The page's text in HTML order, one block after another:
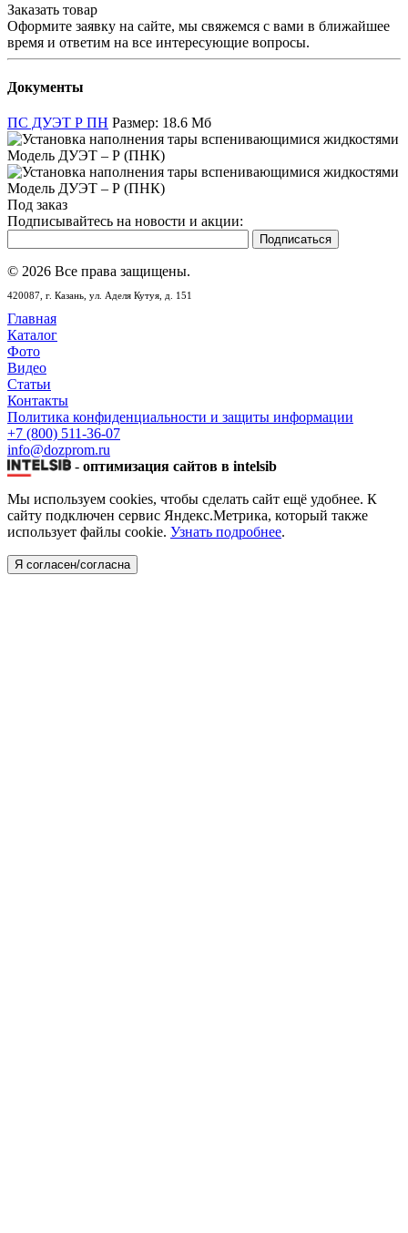
Заказать товар
Оформите заявку на сайте, мы свяжемся с вами в ближайшее
время и ответим на все интересующие вопросы.
Документы
ПС ДУЭТ Р ПН Размер: 18.6 Мб
Под заказ
Подписывайтесь на новости и акции:
© 2026 Все права защищены.
420087, г. Казань, ул. Аделя Кутуя, д. 151
Главная
Каталог
Фото
Видео
Статьи
Контакты
Политика конфиденциальности и защиты информации
+7 (800) 511-36-07
info@dozprom.ru
- оптимизация сайтов в intelsib
Мы используем cookies, чтобы сделать сайт ещё удобнее. К
сайту подключен сервис Яндекс.Метрика, который также
использует файлы cookie. Узнать подробнее.
Я согласен/согласна